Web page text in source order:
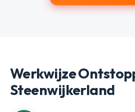
Werkwijze
Steenwijkerland